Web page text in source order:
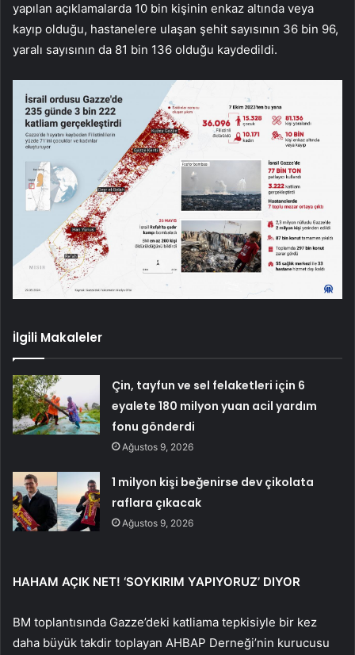
yapılan açıklamalarda 10 bin kişinin enkaz altında veya
kayıp olduğu, hastanelere ulaşan şehit sayısının 36 bin 96,
yaralı sayısının da 81 bin 136 olduğu kaydedildi.
İlgili Makaleler
Çin, tayfun ve sel felaketleri için 6
eyalete 180 milyon yuan acil yardım
fonu gönderdi
Ağustos 9, 2026
1 milyon kişi beğenirse dev çikolata
raflara çıkacak
Ağustos 9, 2026
HAHAM AÇIK NET! ‘SOYKIRIM YAPIYORUZ’ DIYOR
BM toplantısında Gazze’deki katliama tepkisiyle bir kez
daha büyük takdir toplayan AHBAP Derneği’nin kurucusu